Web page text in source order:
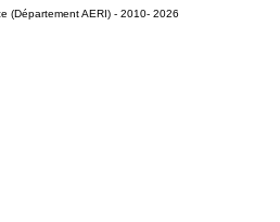
(Département AERI) - 2010- 2026